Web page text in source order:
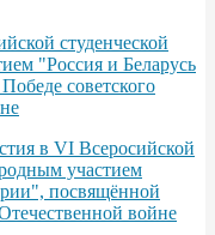
студенческой
"Россия и Беларусь
советского
в VI Всеросийской
участием
посвящённой
войне